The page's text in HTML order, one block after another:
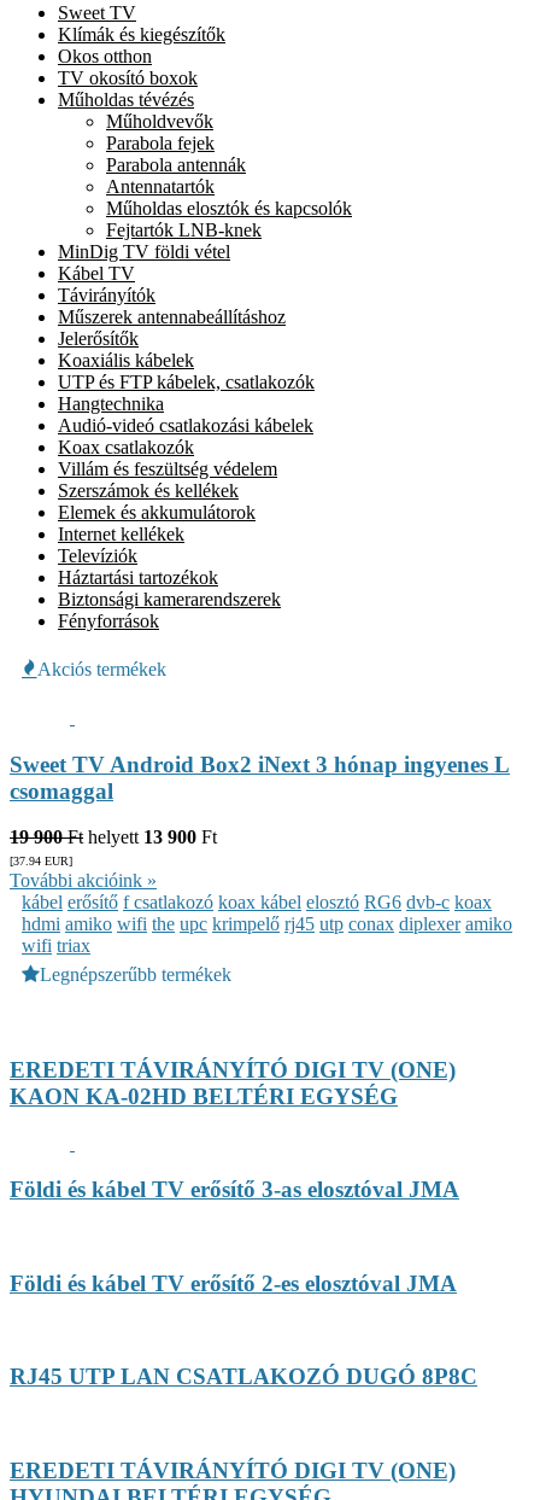
Sweet TV
Klímák és kiegészítők
Okos otthon
TV okosító boxok
Műholdas tévézés
Műholdvevők
Parabola fejek
Parabola antennák
Antennatartók
Műholdas elosztók és kapcsolók
Fejtartók LNB-knek
MinDig TV földi vétel
Kábel TV
Távirányítók
Műszerek antennabeállításhoz
Jelerősítők
Koaxiális kábelek
UTP és FTP kábelek, csatlakozók
Hangtechnika
Audió-videó csatlakozási kábelek
Koax csatlakozók
Villám és feszültség védelem
Szerszámok és kellékek
Elemek és akkumulátorok
Internet kellékek
Televíziók
Háztartási tartozékok
Biztonsági kamerarendszerek
Fényforrások
Akciós termékek
Sweet TV Android Box2 iNext 3 hónap ingyenes L
csomaggal
19 900 Ft helyett 13 900 Ft
[37.94 EUR]
További akcióink »
kábel erősítő f csatlakozó koax kábel elosztó RG6 dvb-c koax
hdmi amiko wifi the upc krimpelő rj45 utp conax diplexer amiko
wifi triax
Legnépszerűbb termékek
EREDETI TÁVIRÁNYÍTÓ DIGI TV (ONE)
KAON KA-02HD BELTÉRI EGYSÉG
Földi és kábel TV erősítő 3-as elosztóval JMA
Földi és kábel TV erősítő 2-es elosztóval JMA
RJ45 UTP LAN CSATLAKOZÓ DUGÓ 8P8C
EREDETI TÁVIRÁNYÍTÓ DIGI TV (ONE)